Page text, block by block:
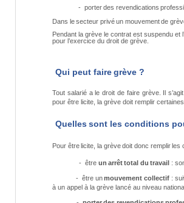
- porterdes revendications
Dans le secteur privé un mouvement de
Pendant la grève le contrat est suspendu et
pour l’exercice du droit de grève.
Qui peut faire grève ?
Tout salarié a le droit de faire grève. Il
pour être licite, la grève doit remplir
Quelles sont les conditions
Pour être licite, la grève doit donc remplir les
- être un arrêt total du travail :
- être un mouvement collectif :
à un appel à la grève lancé au niveau